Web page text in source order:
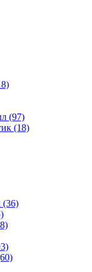
(97)
(18)
(36)